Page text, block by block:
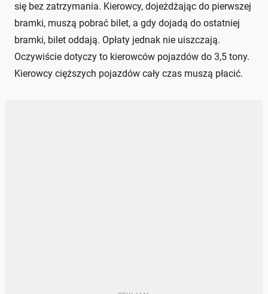
się bez zatrzymania. Kierowcy, dojeżdżając do pierwszej
bramki, muszą pobrać bilet, a gdy dojadą do ostatniej
bramki, bilet oddają. Opłaty jednak nie uiszczają.
Oczywiście dotyczy to kierowców pojazdów do 3,5 tony.
Kierowcy cięższych pojazdów cały czas muszą płacić.